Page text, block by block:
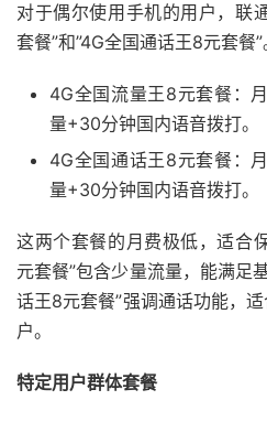
对于偶尔使用手机的用户，联
套餐”和”4G全国通话王8元套餐”
4G全国流量王8元套餐：
量+30分钟国内语音拨打。
4G全国通话王8元套餐：
量+30分钟国内语音拨打。
这两个套餐的月费极低，适合
元套餐”包含少量流量，能满足
话王8元套餐”强调通话功能，
户。
特定用户群体套餐